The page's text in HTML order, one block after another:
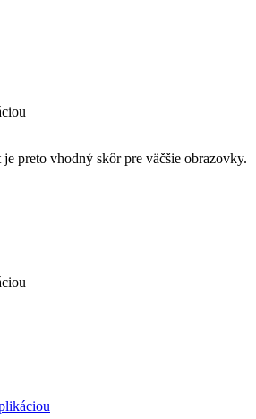
preto vhodný skôr pre väčšie obrazovky.